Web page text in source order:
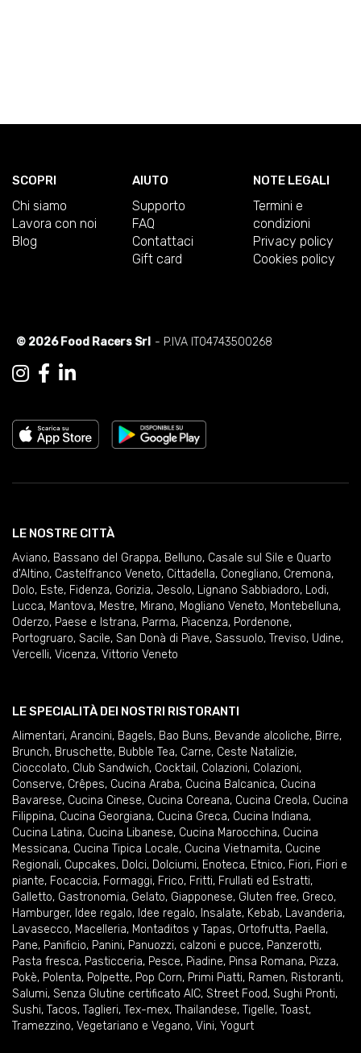
SCOPRI
Chi siamo
Lavora con noi
Blog
AIUTO
Supporto
FAQ
Contattaci
Gift card
NOTE LEGALI
Termini e
condizioni
Privacy policy
Cookies policy
© 2026 Food Racers Srl - P.IVA IT04743500268
LE NOSTRE CITTÀ
Aviano, Bassano del Grappa, Belluno, Casale sul Sile e Quarto
d'Altino, Castelfranco Veneto, Cittadella, Conegliano, Cremona,
Dolo, Este, Fidenza, Gorizia, Jesolo, Lignano Sabbiadoro, Lodi,
Lucca, Mantova, Mestre, Mirano, Mogliano Veneto, Montebelluna,
Oderzo, Paese e Istrana, Parma, Piacenza, Pordenone,
Portogruaro, Sacile, San Donà di Piave, Sassuolo, Treviso, Udine,
Vercelli, Vicenza, Vittorio Veneto
LE SPECIALITÀ DEI NOSTRI RISTORANTI
Alimentari, Arancini, Bagels, Bao Buns, Bevande alcoliche, Birre,
Brunch, Bruschette, Bubble Tea, Carne, Ceste Natalizie,
Cioccolato, Club Sandwich, Cocktail , Colazioni, Colazioni,
Conserve, Crêpes, Cucina Araba, Cucina Balcanica, Cucina
Bavarese, Cucina Cinese, Cucina Coreana, Cucina Creola, Cucina
Filippina, Cucina Georgiana, Cucina Greca, Cucina Indiana,
Cucina Latina, Cucina Libanese, Cucina Marocchina, Cucina
Messicana, Cucina Tipica Locale, Cucina Vietnamita, Cucine
Regionali, Cupcakes, Dolci, Dolciumi, Enoteca, Etnico, Fiori, Fiori e
piante, Focaccia, Formaggi, Frico, Fritti, Frullati ed Estratti,
Galletto, Gastronomia, Gelato, Giapponese, Gluten free, Greco,
Hamburger, Idee regalo, Idee regalo, Insalate, Kebab, Lavanderia,
Lavasecco, Macelleria, Montaditos y Tapas, Ortofrutta, Paella,
Pane, Panificio, Panini, Panuozzi, calzoni e pucce, Panzerotti,
Pasta fresca, Pasticceria, Pesce, Piadine, Pinsa Romana, Pizza,
Pokè, Polenta, Polpette, Pop Corn, Primi Piatti, Ramen, Ristoranti,
Salumi, Senza Glutine certificato AIC, Street Food, Sughi Pronti,
Sushi, Tacos, Taglieri, Tex-mex, Thailandese, Tigelle, Toast,
Tramezzino, Vegetariano e Vegano, Vini, Yogurt